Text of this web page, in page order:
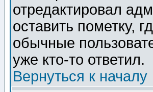
отредактировал
оставить пометку,
обычные
уже кто-то ответил.
Вернуться к началу